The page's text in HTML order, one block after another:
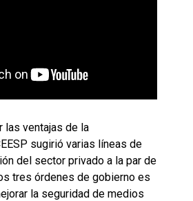
las ventajas de la
sugirió varias líneas de
del sector privado a la par de
tres órdenes de gobierno es
la seguridad de medios